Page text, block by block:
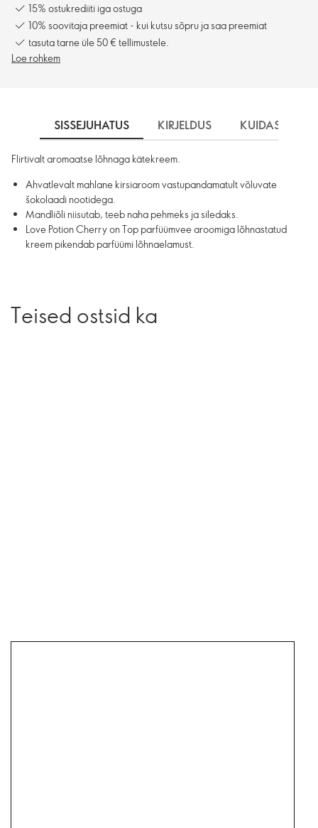
15% ostukrediiti iga ostuga
10% soovitaja preemiat - kui kutsu sõpru ja saa preemiat
tasuta tarne üle 50 € tellimustele.
Loe rohkem
SISSEJUHATUS KIRJELDUS KUIDAS
Flirtivalt aromaatse lõhnaga kätekreem.
Ahvatlevalt mahlane kirsiaroom vastupandamatult võluvate
šokolaadi nootidega.
Mandliõli niisutab, teeb naha pehmeks ja siledaks.
Love Potion Cherry on Top parfüümvee aroomiga lõhnastatud
kreem pikendab parfüümi lõhnaelamust.
Teised ostsid ka